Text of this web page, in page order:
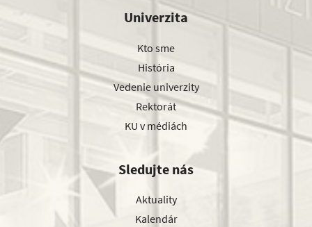
Univerzita
Kto sme
História
Vedenie univerzity
Rektorát
KU v médiách
Sledujte nás
Aktuality
Kalendár